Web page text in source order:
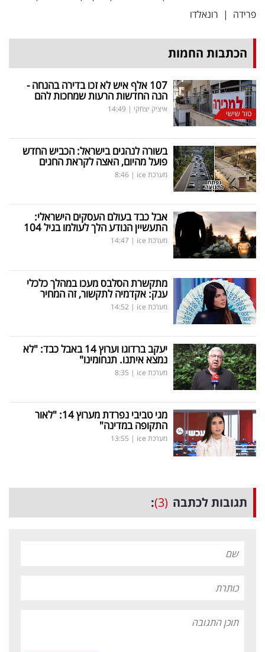
פרידה | רונאלדו
הכתבות החמות
טור שישי
107 אלף איש לא זכו בדירה בהנחה -
הנה החדשות הרעות שמחכות להם
איציק יצחקי |
14:49
בשורה לנהגים בישראל: הכביש החדש
פועל מהיום, האצה לקראת החגים
מערכת ice |
8:46
אבל כבד בעולם העסקים הישראלי:
התעשיין הנודע הלך לעולמו בגיל 104
מערכת ice |
14:47
מתקשרת הסלבס מעכו במהלך כלכלי
ענק: אקדמיה לתקשור, זה המחיר
מערכת ice |
14:52
יעקב ברדוגו וערוץ 14 באבל כבד: "לא
נמצא איתנו. תנחומינו"
מערכת ice |
8:35
מגי טביבי נפרדת מערוץ 14: "לאור
התקופה במדינה"
מערכת ice |
13:55
תגובות לכתבה (3)
: